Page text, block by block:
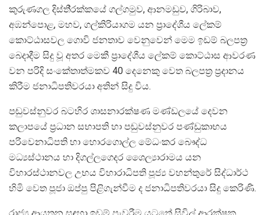
කුරුණගල දිස්ති‍්‍රක්කයේ ගල්ගමුව, ආනමඩුව, ගිරිබාව,
අඹන්පොළ, මහව, ගල්කිරියාගම යන ප‍්‍රාදේශීය ලේකම්
කොට්ඨාසවල ගොවි ජනතාව වෙනුවෙන් මෙම ඉඩම් බලපත‍්‍ර
බෙදාදීම සිදු වූ අතර මෙකී ප‍්‍රාදේශීය ලේකම් කොට්ඨාස ආවරණ
වන පරිදි සංකේතාත්මකව 40 දෙනෙකු වෙත බලපත‍්‍ර ප‍්‍රදානය
කිරීම ජනාධිපතිවරයා අතින් සිදු විය.
පඬුවස්නුවර බටහිර ශාසනාරක්ෂණ මණ්ඩලයේ දෙවන
කලාපයේ ප‍්‍රධාන සභාපති හා පඬුවස්නුවර පණ්ඩුකාභය
පරිවෙනාධිපති හා හොරගොල්ල මේධංකර බෞද්ධ
මධ්‍යස්ථානය හා දිගල්ලගෙදර ශෛල්‍යාරාමය යන
විහාරස්ථානවල උභය විහාරාධිපති පූජ්‍ය වහන්තුරේ සිද්ධාර්ථ
හිමි වෙත පූජා ඔප්පු පිළිගැන්වීම ද ජනාධිපතිවරයා සිදු කෙරිණි.